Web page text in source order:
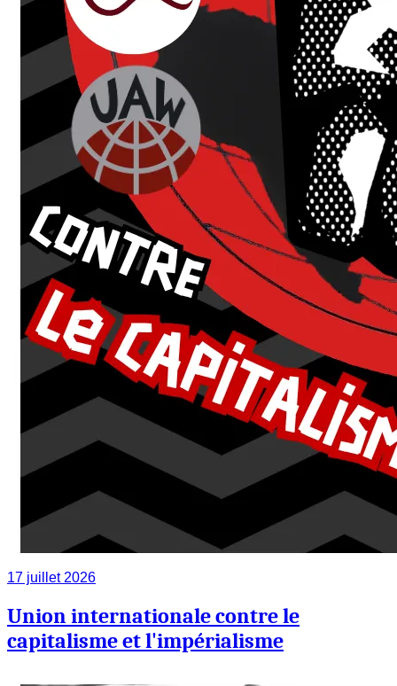
17 juillet 2026
Union internationale contre le
capitalisme et l'impérialisme